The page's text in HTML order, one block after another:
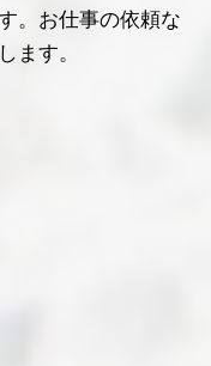
。お仕事の依頼な
ます。